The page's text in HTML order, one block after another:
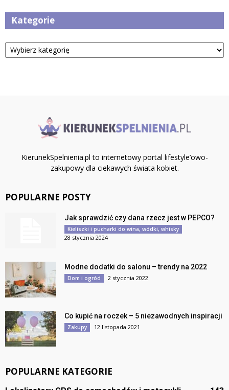
Kategorie
Kategorie
KierunekSpelnienia.pl to internetowy portal lifestyle’owo-
zakupowy dla ciekawych świata kobiet.
POPULARNE POSTY
Jak sprawdzić czy dana rzecz jest w PEPCO?
Kieliszki i pucharki do wina, wódki, whisky
28 stycznia 2024
Modne dodatki do salonu – trendy na 2022
Dom i ogród 2 stycznia 2022
Co kupić na roczek – 5 niezawodnych inspiracji
Zakupy 12 listopada 2021
POPULARNE KATEGORIE